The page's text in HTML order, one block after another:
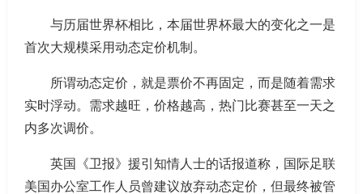
与历届世界杯相比，本届世界杯最大的变化之一是
首次大规模采用动态定价机制。
所谓动态定价，就是票价不再固定，而是随着需求
实时浮动。需求越旺，价格越高，热门比赛甚至一天之
内多次调价。
英国《卫报》援引知情人士的话报道称，国际足联
美国办公室工作人员曾建议放弃动态定价，但最终被管